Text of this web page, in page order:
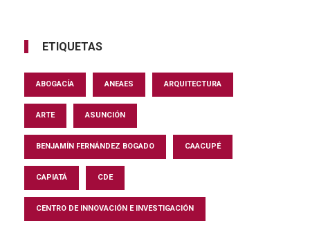
ETIQUETAS
ABOGACÍA ANEAES ARQUITECTURA
ARTE ASUNCIÓN
BENJAMÍN FERNÁNDEZ BOGADO CAACUPÉ
CAPIATÁ CDE
CENTRO DE INNOVACIÓN E INVESTIGACIÓN